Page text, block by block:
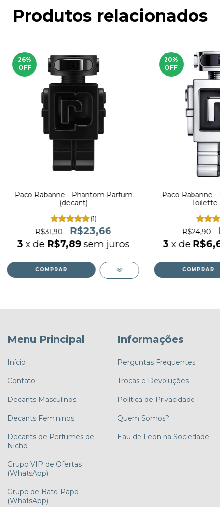
Produtos relacionados
26%
OFF
Paco Rabanne - Phantom Parfum
(decant)
(1)
R$31,90 R$23,66
3 x de R$7,89 sem juros
COMPRAR
20%
OFF
Paco Rabanne
Toilette
R$24,90
3 x de
COMPRAR
Menu Principal
Início
Contato
Decants Masculinos
Decants Femininos
Decants de Perfumes de
Nicho
Grupo VIP de Ofertas
(WhatsApp)
Grupo de Bate-Papo
(WhatsApp)
Informações
Perguntas Frequentes
Trocas e Devoluções
Política de Privacidade
Quem Somos?
Eau de Leon na Sociedade